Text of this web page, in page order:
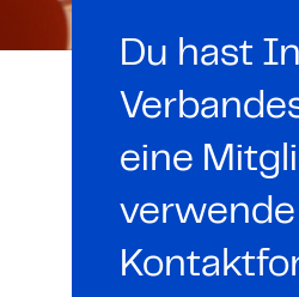
IT
Du hast
eine